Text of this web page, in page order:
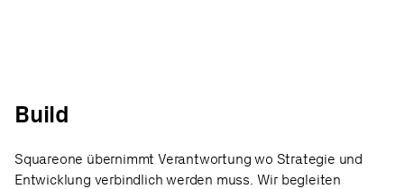
Build
Squareone übernimmt Verantwortung wo Strategie und
Entwicklung verbindlich werden muss. Wir begleiten